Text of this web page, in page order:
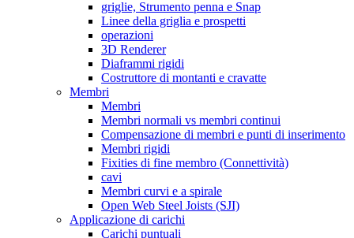
griglie, Strumento penna e Snap
Linee della griglia e prospetti
operazioni
3D Renderer
Diaframmi rigidi
Costruttore di montanti e cravatte
Membri
Membri
Membri normali vs membri continui
Compensazione di membri e punti di inserimento
Membri rigidi
Fixities di fine membro (Connettività)
cavi
Membri curvi e a spirale
Open Web Steel Joists (SJI)
Applicazione di carichi
Carichi puntuali